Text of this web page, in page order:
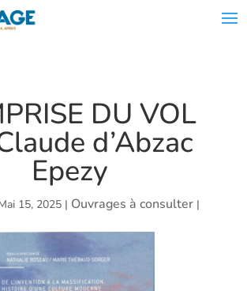
DU VOL
d’Abzac
Epezy
15, 2025| Ouvrages à consulter|